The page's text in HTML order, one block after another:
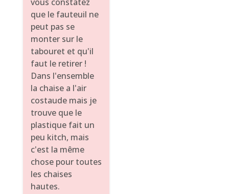
que le fauteuil ne
peut pas se
monter sur le
tabouret et qu'il
faut le retirer !
Dans l'ensemble
la chaise a l'air
costaude mais je
trouve que le
plastique fait un
peu kitch, mais
c'est la même
chose pour toutes
les chaises
hautes.